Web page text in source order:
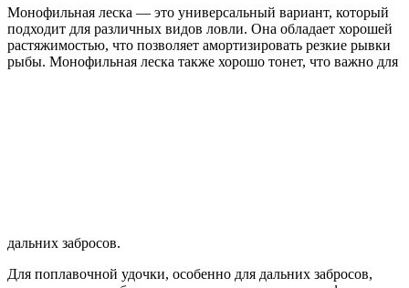
Монофильная леска — это универсальный вариант, который
подходит для различных видов ловли. Она обладает хорошей
растяжимостью, что позволяет амортизировать резкие рывки
рыбы. Монофильная леска также хорошо тонет, что важно для
дальних забросов.
Для поплавочной удочки, особенно для дальних забросов,